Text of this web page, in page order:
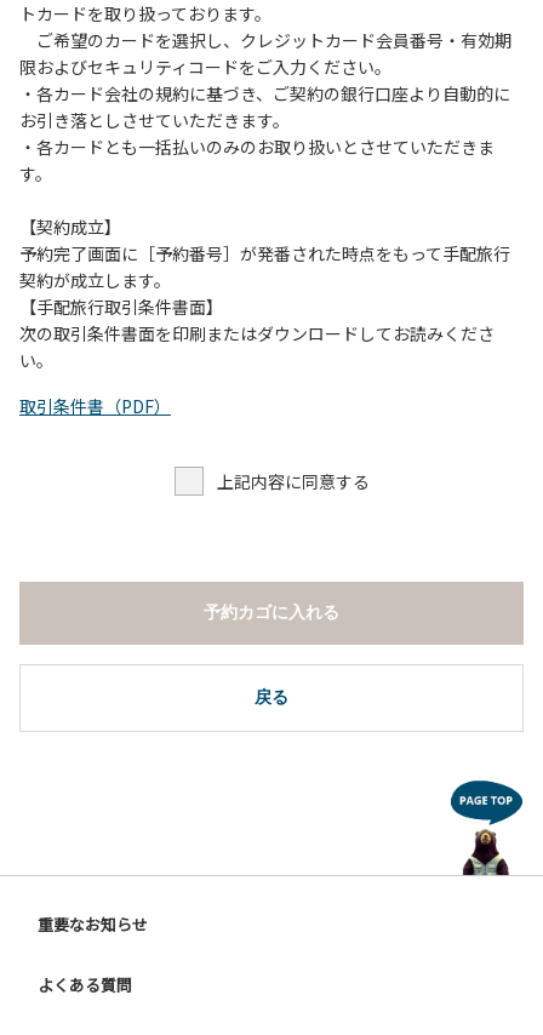
トカードを取り扱っております。
ご希望のカードを選択し、クレジットカード会員番号・有効期
限およびセキュリティコードをご入力ください。
・各カード会社の規約に基づき、ご契約の銀行口座より自動的に
お引き落としさせていただきます。
・各カードとも一括払いのみのお取り扱いとさせていただきま
す。
【契約成立】
予約完了画面に［予約番号］が発番された時点をもって手配旅行
契約が成立します。
【手配旅行取引条件書面】
次の取引条件書面を印刷またはダウンロードしてお読みくださ
い。
取引条件書（PDF）
上記内容に同意する
戻る
予約カゴに入れる
重要なお知らせ
よくある質問